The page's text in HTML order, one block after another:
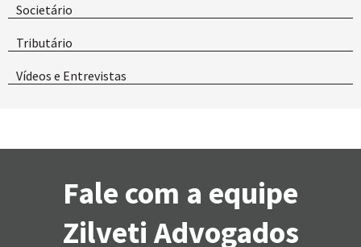
Societário
Tributário
Vídeos e Entrevistas
Fale com a equipe
Zilveti Advogados